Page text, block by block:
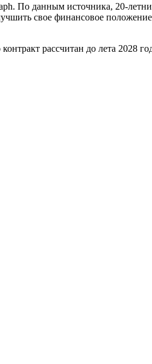
По данным источника, 20-
свое финансовое
рассчитан до лета 2028